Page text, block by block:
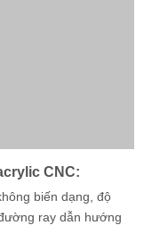
CNC:
biến dạng, độ
ray dẫn hướng